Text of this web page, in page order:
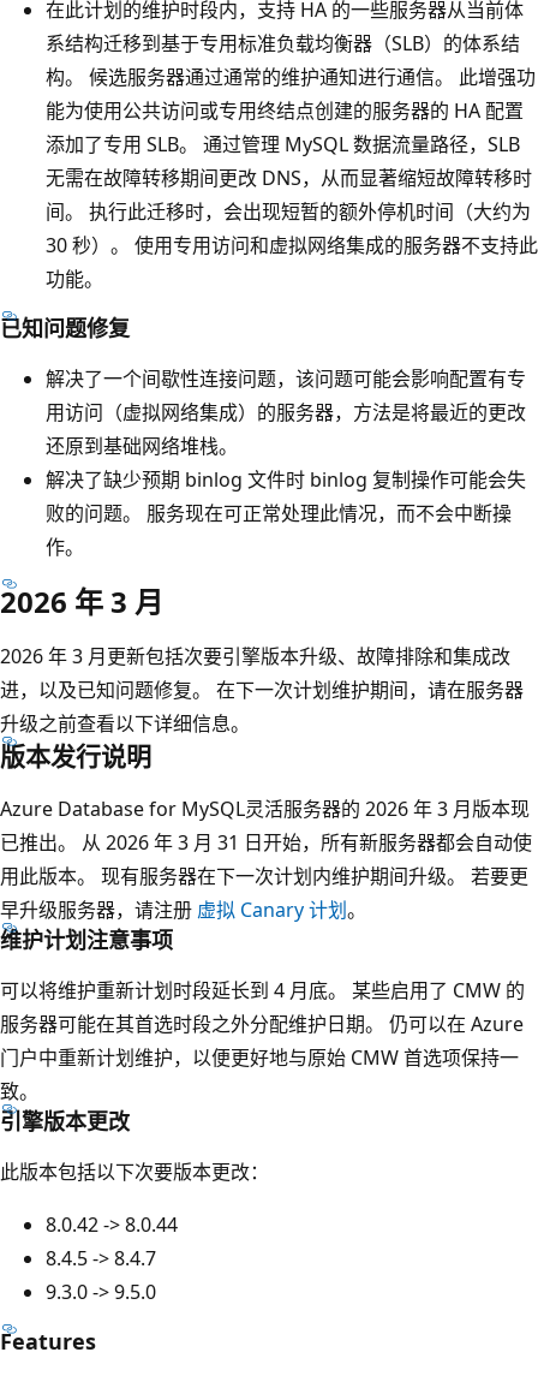
在此计划的维护时段内，支持 HA 的一些服务器从当前体
系结构迁移到基于专用标准负载均衡器（SLB）的体系结
构。 候选服务器通过通常的维护通知进行通信。 此增强功
能为使用公共访问或专用终结点创建的服务器的 HA 配置
添加了专用 SLB。 通过管理 MySQL 数据流量路径，SLB
无需在故障转移期间更改 DNS，从而显著缩短故障转移时
间。 执行此迁移时，会出现短暂的额外停机时间（大约为
30 秒）。 使用专用访问和虚拟网络集成的服务器不支持此
功能。
已知问题修复
解决了一个间歇性连接问题，该问题可能会影响配置有专
用访问（虚拟网络集成）的服务器，方法是将最近的更改
还原到基础网络堆栈。
解决了缺少预期 binlog 文件时 binlog 复制操作可能会失
败的问题。 服务现在可正常处理此情况，而不会中断操
作。
2026 年 3 月
2026 年 3 月更新包括次要引擎版本升级、故障排除和集成改
进，以及已知问题修复。 在下一次计划维护期间，请在服务器
升级之前查看以下详细信息。
版本发行说明
Azure Database for MySQL灵活服务器的 2026 年 3 月版本现
已推出。 从 2026 年 3 月 31 日开始，所有新服务器都会自动使
用此版本。 现有服务器在下一次计划内维护期间升级。 若要更
早升级服务器，请注册 虚拟 Canary 计划。
维护计划注意事项
可以将维护重新计划时段延长到 4 月底。 某些启用了 CMW 的
服务器可能在其首选时段之外分配维护日期。 仍可以在 Azure
门户中重新计划维护，以便更好地与原始 CMW 首选项保持一
致。
引擎版本更改
此版本包括以下次要版本更改：
8.0.42 -> 8.0.44
8.4.5 -> 8.4.7
9.3.0 -> 9.5.0
Features